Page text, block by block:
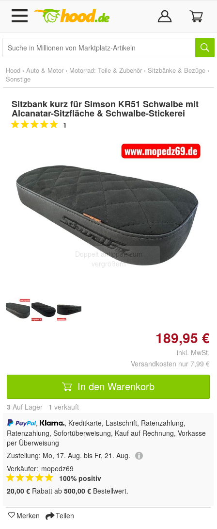
Hood › Auto & Motor › Motorrad: Teile & Zubehör › Sitzbänke & Bezüge ›
Sonstige
Sitzbank kurz für Simson KR51 Schwalbe mit
Alcanatar-Sitzfläche & Schwalbe-Stickerei
1
Doppelt antippen zum
vergrößern
189,95 €
inkl. MwSt.
Versandkosten nur 7,99 €
In den Warenkorb
3 Auf Lager 1 verkauft
,
, Kreditkarte, Lastschrift, Ratenzahlung,
Ratenzahlung, Sofortüberweisung, Kauf auf Rechnung, Vorkasse
per Überweisung
Zustellung: Mo, 17. Aug. bis Fr, 21. Aug.
Verkäufer: mopedz69
100% positiv
20,00 € Rabatt ab 500,00 € Bestellwert.
Merken Teilen